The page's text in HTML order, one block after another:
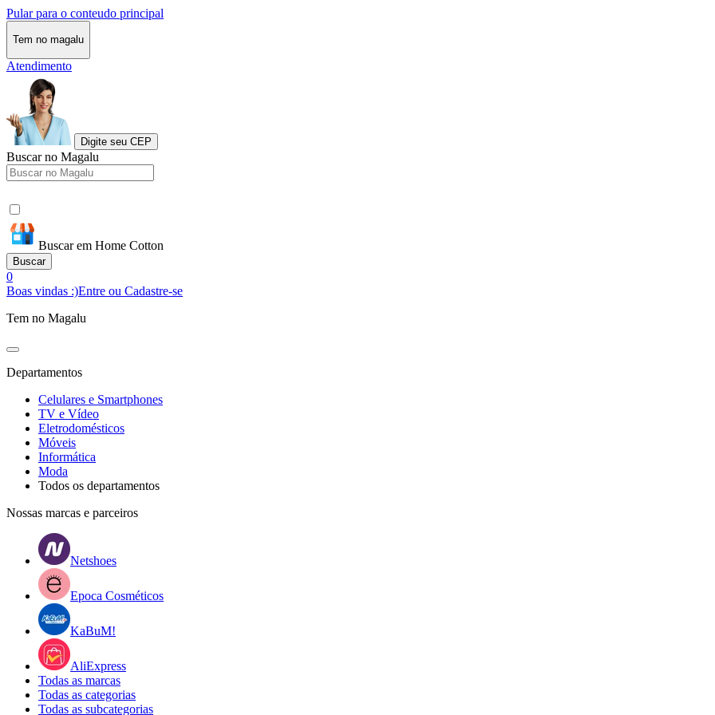
Pular para o conteudo principal
Tem no magalu
Atendimento
Digite seu CEP
Buscar no Magalu
Buscar em Home Cotton
Buscar
0
Boas vindas :)Entre ou Cadastre-se
Tem no Magalu
Departamentos
Celulares e Smartphones
TV e Vídeo
Eletrodomésticos
Móveis
Informática
Moda
Todos os departamentos
Nossas marcas e parceiros
Netshoes
Epoca Cosméticos
KaBuM!
AliExpress
Todas as marcas
Todas as categorias
Todas as subcategorias